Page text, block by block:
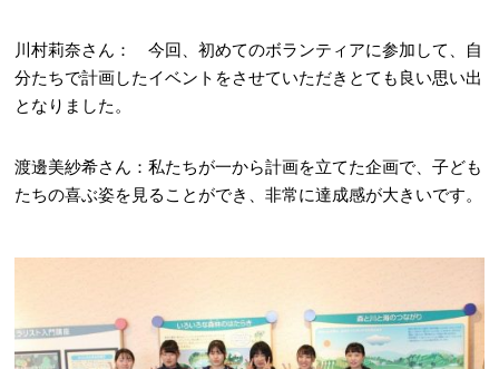
川村莉奈さん： 今回、初めてのボランティアに参加して、自
分たちで計画したイベントをさせていただきとても良い思い出
となりました。
渡邊美紗希さん：私たちが一から計画を立てた企画で、子ども
たちの喜ぶ姿を見ることができ、非常に達成感が大きいです。